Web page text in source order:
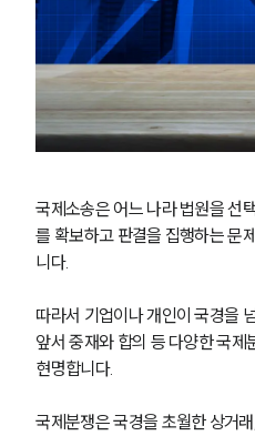
국제소송은 어느 나라 법원을 선
를 확보하고 판결을 집행하는 문
니다.
따라서 기업이나 개인이 국경을
앞서 중재와 합의 등 다양한 국제
현명합니다.
국제분쟁은 국경을 초월한 상거